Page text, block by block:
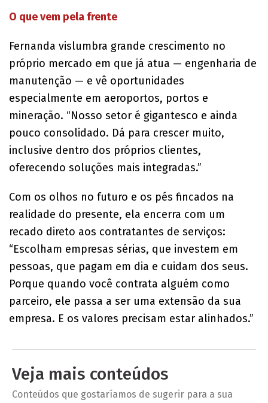
O que vem pela frente
Fernanda vislumbra grande crescimento no
próprio mercado em que já atua — engenharia de
manutenção — e vê oportunidades
especialmente em aeroportos, portos e
mineração. “Nosso setor é gigantesco e ainda
pouco consolidado. Dá para crescer muito,
inclusive dentro dos próprios clientes,
oferecendo soluções mais integradas.”
Com os olhos no futuro e os pés fincados na
realidade do presente, ela encerra com um
recado direto aos contratantes de serviços:
“Escolham empresas sérias, que investem em
pessoas, que pagam em dia e cuidam dos seus.
Porque quando você contrata alguém como
parceiro, ele passa a ser uma extensão da sua
empresa. E os valores precisam estar alinhados.”
Veja mais conteúdos
Conteúdos que gostaríamos de sugerir para a sua